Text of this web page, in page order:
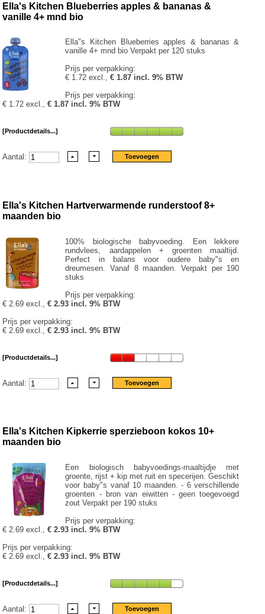
Ella's Kitchen Blueberries apples & bananas &
vanille 4+ mnd bio
Ella"s Kitchen Blueberries apples & bananas &
vanille 4+ mnd bio Verpakt per 120 stuks
Prijs per verpakking:
€ 1.72 excl.,€ 1.87 incl. 9% BTW
Prijs per verpakking:
€ 1.72 excl.,€ 1.87 incl. 9% BTW
[Productdetails...]
Aantal:
Ella's Kitchen Hartverwarmende runderstoof 8+
maanden bio
100% biologische babyvoeding. Een lekkere
rundvlees, aardappelen + groenten maaltijd.
Perfect in balans voor oudere baby"s en
dreumesen. Vanaf 8 maanden. Verpakt per 190
stuks
Prijs per verpakking:
€ 2.69 excl.,€ 2.93 incl. 9% BTW
Prijs per verpakking:
€ 2.69 excl.,€ 2.93 incl. 9% BTW
[Productdetails...]
Aantal:
Ella's Kitchen Kipkerrie sperzieboon kokos 10+
maanden bio
Een biologisch babyvoedings-maaltijdje met
groente, rijst + kip met ruit en specerijen. Geschikt
voor baby"s vanaf 10 maanden. - 6 verschillende
groenten - bron van eiwitten - geen toegevoegd
zout Verpakt per 190 stuks
Prijs per verpakking:
€ 2.69 excl.,€ 2.93 incl. 9% BTW
Prijs per verpakking:
€ 2.69 excl.,€ 2.93 incl. 9% BTW
[Productdetails...]
Aantal: